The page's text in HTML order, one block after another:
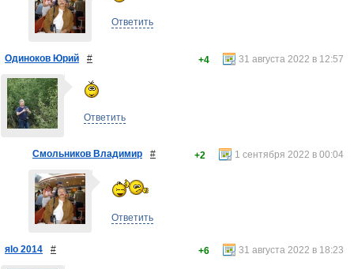
Ответить
Одиноков Юрий # 31 августа 2022 в 12:57
+4
Ответить
Смольников Владимир # 1 сентября 2022 в 00:04
+2
Ответить
яlo 2014 # 31 августа 2022 в 18:23
+6